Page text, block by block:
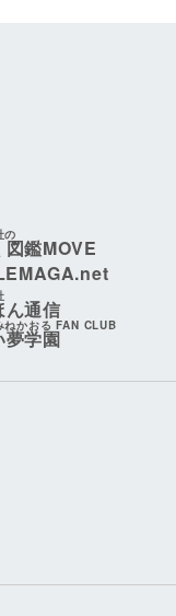
の
図鑑MOVE
ん通信
ねかおる FAN CLUB
夢学園